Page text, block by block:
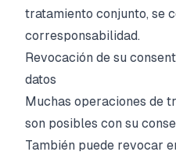
tratamiento conjunto, se
corresponsabilidad.
Revocación de su
datos
Muchas operaciones de
son posibles con su
También puede revocar